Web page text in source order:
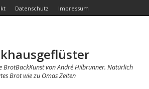
Datenschutz Impressum
BrotBackKunst von André Hilbrunner. Natürlich
Brot wie zu Omas Zeiten